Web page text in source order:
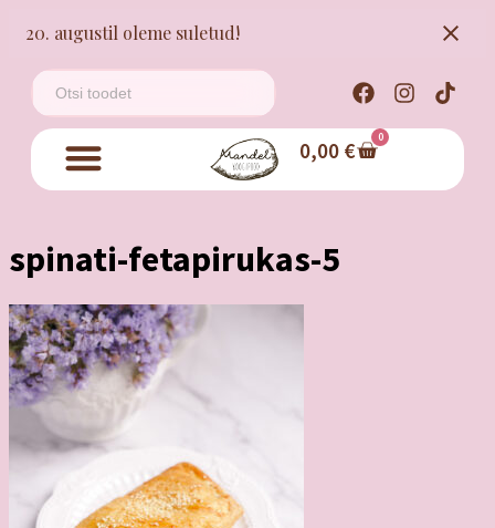
20. augustil oleme suletud!
0,00 € 0
spinati-fetapirukas-5